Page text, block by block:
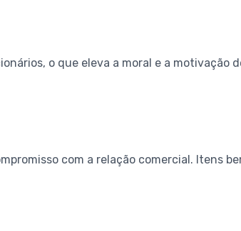
o que eleva a moral e a motivação
com a relação comercial. Itens